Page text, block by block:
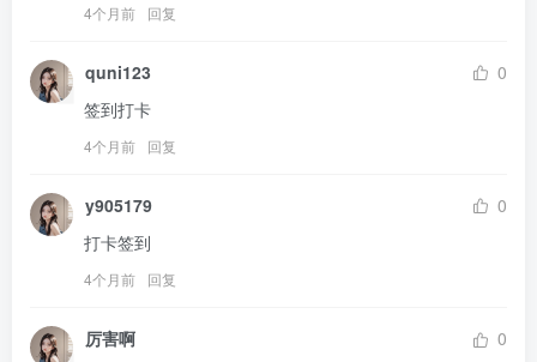
4个月前 回复
quni123
0
签到打卡
4个月前 回复
y905179
0
打卡签到
4个月前 回复
厉害啊
0